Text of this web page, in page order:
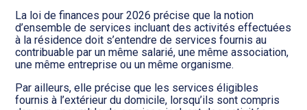
La loi de finances pour 2026 précise que la notion
d’ensemble de services incluant des activités effectuées
à la résidence doit s’entendre de services fournis au
contribuable par un même salarié, une même association,
une même entreprise ou un même organisme.
Par ailleurs, elle précise que les services éligibles
fournis à l’extérieur du domicile, lorsqu’ils sont compris